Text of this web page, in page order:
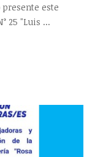
presente este
25 "Luis ...